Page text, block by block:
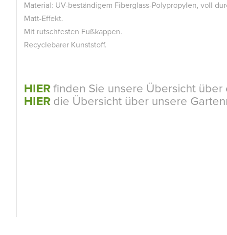
Material: UV-beständigem Fiberglass-Polypropylen, voll
Matt-Effekt.
Mit rutschfesten Fußkappen.
Recyclebarer Kunststoff.
HIER finden Sie unsere Übersicht
HIER die Übersicht über unsere